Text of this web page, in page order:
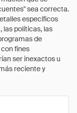
sea correcta.
específicos
las políticas, las
de
fines
ser inexactos u
reciente y